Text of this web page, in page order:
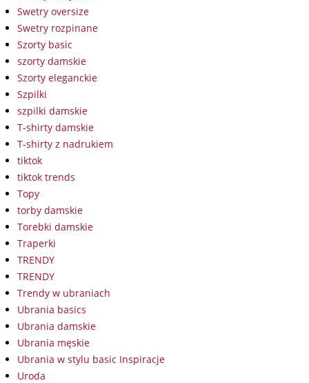
Swetry oversize
Swetry rozpinane
Szorty basic
szorty damskie
Szorty eleganckie
Szpilki
szpilki damskie
T-shirty damskie
T-shirty z nadrukiem
tiktok
tiktok trends
Topy
torby damskie
Torebki damskie
Traperki
TRENDY
TRENDY
Trendy w ubraniach
Ubrania basics
Ubrania damskie
Ubrania męskie
Ubrania w stylu basic Inspiracje
Uroda